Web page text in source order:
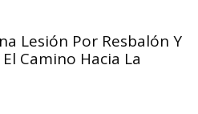
Lesión Por Resbalón Y
Camino Hacia La